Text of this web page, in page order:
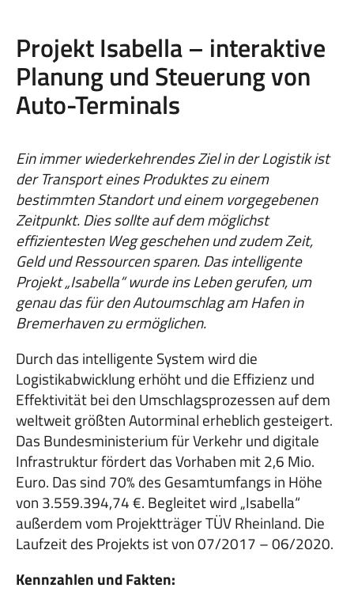
Projekt Isabella – interaktive
Planung und Steuerung von
Auto-Terminals
Ein immer wiederkehrendes Ziel in der Logistik ist
der Transport eines Produktes zu einem
bestimmten Standort und einem vorgegebenen
Zeitpunkt. Dies sollte auf dem möglichst
effizientesten Weg geschehen und zudem Zeit,
Geld und Ressourcen sparen. Das intelligente
Projekt „Isabella“ wurde ins Leben gerufen, um
genau das für den Autoumschlag am Hafen in
Bremerhaven zu ermöglichen.
Durch das intelligente System wird die
Logistikabwicklung erhöht und die Effizienz und
Effektivität bei den Umschlagsprozessen auf dem
weltweit größten Autorminal erheblich gesteigert.
Das Bundesministerium für Verkehr und digitale
Infrastruktur fördert das Vorhaben mit 2,6 Mio.
Euro. Das sind 70% des Gesamtumfangs in Höhe
von 3.559.394,74 €. Begleitet wird „Isabella“
außerdem vom Projektträger TÜV Rheinland. Die
Laufzeit des Projekts ist von 07/2017 – 06/2020.
Kennzahlen und Fakten: